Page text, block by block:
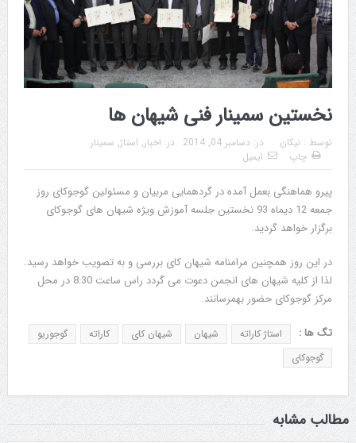
نخستین سمینار فنی شیهان ها
توسط : نیکان در: دسامبر 04, 2014 در: اخبار, استاژ, سمینار
چاپ
ایمیل
پیرو هماهنگی بعمل آمده در گردهمایی مربیان و مسئولین گوجوکای روز
جمعه 12 دیماه 93 نخستین جلسه آموزش ویژه شیهان های گوجوکای
برگزار خواهد گردید.
در این روز همچنین مرامنامه شیهان کای بررسی و به تصویب خواهد رسید.
لذا از کلیه شیهان های انجمن دعوت می گردد راس ساعت 8:30 در محل
مرکز گوجوکای حضور بهمرسانند.
تگ ها : استاژ کاراته شیهان شیهان کای کاراته
گوجوریو
گوجوکای
مطالب مشابه